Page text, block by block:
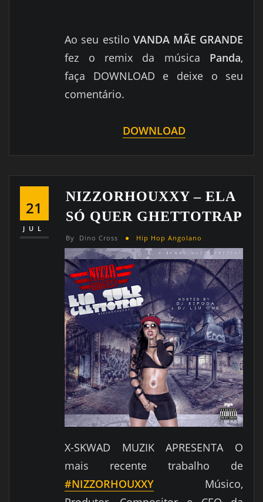
Ao seu estilo VANDA MÃE GRANDE
fez o remix da música Panda,
faça DOWNLOAD e deixe o seu
comentário.
DOWNLOAD
21
JUL
NIZZORHOUXXY – ELA
SÓ QUER GHETTOTRAP
By Dino Cross Hip Hop Angolano
X-SKWAD MUZIK APRESENTA O
mais recente trabalho de
‪#‎NIZZORHOUXXY Músico,